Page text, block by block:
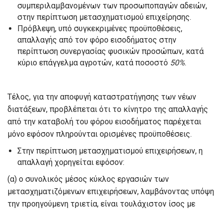
συμπεριλαμβανομένων των προσωποπαγών αδειών,
στην περίπτωση μετασχηματισμού επιχείρησης.
Πρόβλεψη, υπό συγκεκριμένες προϋποθέσεις,
απαλλαγής από τον φόρο εισοδήματος στην
περίπτωση συνεργασίας φυσικών προσώπων, κατά
κύριο επάγγελμα αγροτών, κατά ποσοστό 50%.
Τέλος, για την αποφυγή καταστρατήγησης των νέων
διατάξεων, προβλέπεται ότι το κίνητρο της απαλλαγής
από την καταβολή του φόρου εισοδήματος παρέχεται
μόνο εφόσον πληρούνται ορισμένες προϋποθέσεις.
Στην περίπτωση μετασχηματισμού επιχειρήσεων, η
απαλλαγή χορηγείται εφόσον:
(α) ο συνολικός μέσος κύκλος εργασιών των
μετασχηματιζόμενων επιχειρήσεων, λαμβάνοντας υπόψη
την προηγούμενη τριετία, είναι τουλάχιστον ίσος με